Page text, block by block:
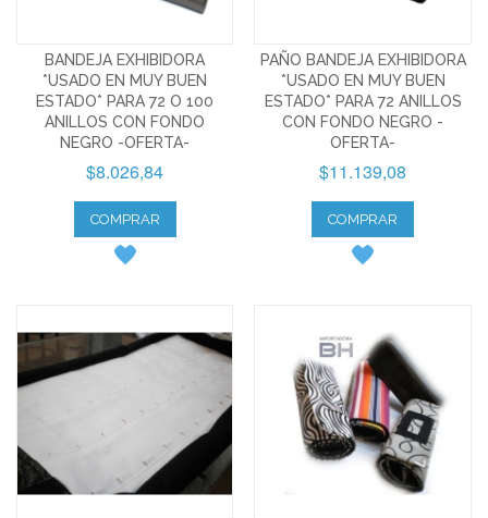
BANDEJA EXHIBIDORA
*USADO EN MUY BUEN
ESTADO* PARA 72 O 100
ANILLOS CON FONDO
NEGRO -OFERTA-
$8.026,84
COMPRAR
PAÑO BANDEJA EXHIBIDORA
*USADO EN MUY BUEN
ESTADO* PARA 72 ANILLOS
CON FONDO NEGRO -
OFERTA-
$11.139,08
COMPRAR